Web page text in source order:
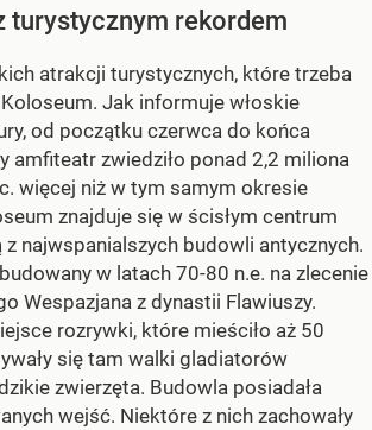
turystycznym rekordem
atrakcji turystycznych, które trzeba
Jak informuje włoskie
od początku czerwca do końca
amfiteatr zwiedziło ponad 2,2 miliona
więcej niż w tym samym okresie
znajduje się w ścisłym centrum
najwspanialszych budowli antycznych.
w latach 70-80 n.e. na zlecenie
Wespazjana z dynastii Flawiuszy.
rozrywki, które mieściło aż 50
się tam walki gladiatorów
zwierzęta. Budowla posiadała
wejść. Niektóre z nich zachowały